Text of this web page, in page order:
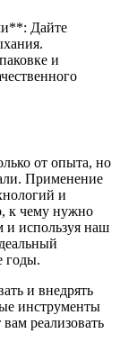
Дайте
и
от опыта, но
Применение
и
к чему нужно
и используя наш
годы.
и внедрять
инструменты
реализовать